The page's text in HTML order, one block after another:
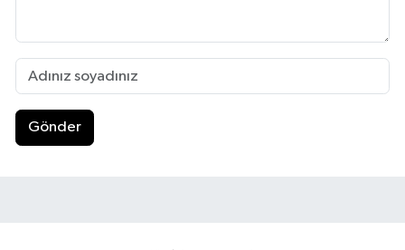
Gönder